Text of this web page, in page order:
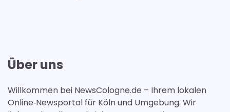
Über uns
Willkommen bei NewsCologne.de – Ihrem lokalen
Online‑Newsportal für Köln und Umgebung. Wir